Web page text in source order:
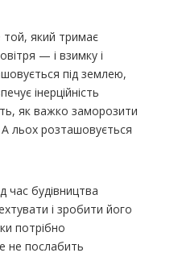
який тримає
— і взимку і
під землею,
інерційність
як важко заморозити
льох розташовується
час будівництва
і зробити його
потрібно
не послабить